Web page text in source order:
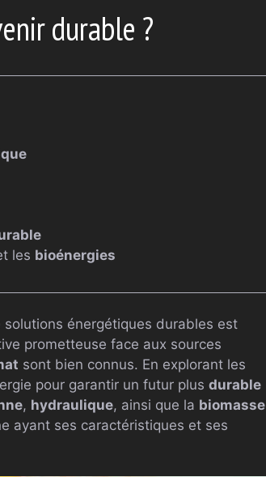
durable ?
les bioénergies
énergétiques durables est
prometteuse face aux sources
sont bien connus. En explorant les
pour garantir un futur plus durable
, hydraulique, ainsi que la biomasse
ayant ses caractéristiques et ses